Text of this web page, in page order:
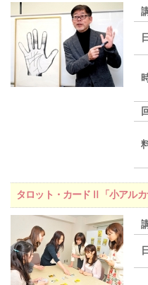
タロット・カードⅡ「小アル